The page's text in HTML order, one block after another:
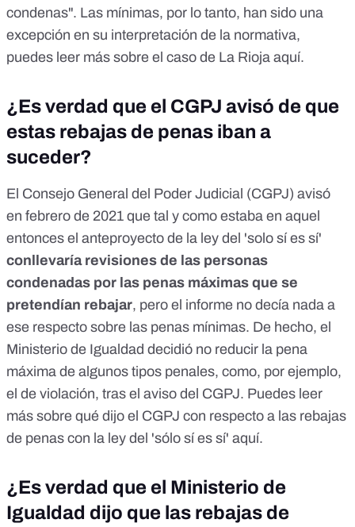
condenas". Las mínimas, por lo tanto, han sido una
excepción en su interpretación de la normativa,
puedes leer más sobre el caso de La Rioja aquí.
¿Es verdad que el CGPJ avisó de que
estas rebajas de penas iban a
suceder?
El Consejo General del Poder Judicial (CGPJ) avisó
en febrero de 2021 que tal y como estaba en aquel
entonces el anteproyecto de la ley del 'solo sí es sí'
conllevaría revisiones de las personas
condenadas por las penas máximas que se
pretendían rebajar, pero el informe no decía nada a
ese respecto sobre las penas mínimas. De hecho, el
Ministerio de Igualdad decidió no reducir la pena
máxima de algunos tipos penales, como, por ejemplo,
el de violación, tras el aviso del CGPJ. Puedes leer
más sobre qué dijo el CGPJ con respecto a las rebajas
de penas con la ley del 'sólo sí es sí' aquí.
¿Es verdad que el Ministerio de
Igualdad dijo que las rebajas de